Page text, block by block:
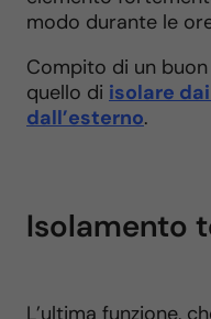
modo durante le
Compito di un
quello di isolare
dall’esterno.
Isolamento